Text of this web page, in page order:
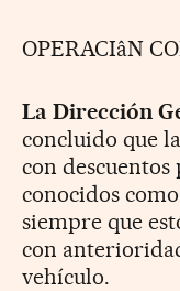
OPERACIâN
La Dirección
concluido que
con
conocidos
siempre que
con
vehículo.